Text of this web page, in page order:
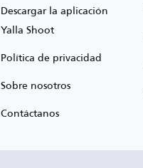
Descargar la aplicación
Yalla Shoot
Política de privacidad
Sobre nosotros
Contáctanos